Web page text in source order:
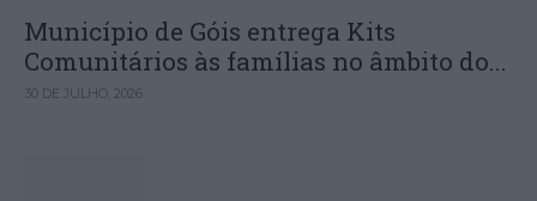
Município de Góis entrega Kits
Comunitários às famílias no âmbito do...
30 DE JULHO, 2026